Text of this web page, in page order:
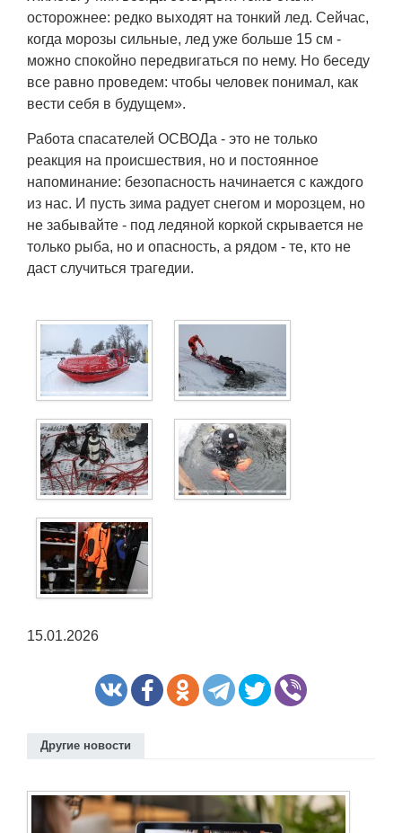
осторожнее: редко выходят на тонкий лед. Сейчас,
когда морозы сильные, лед уже больше 15 см -
можно спокойно передвигаться по нему. Но беседу
все равно проведем: чтобы человек понимал, как
вести себя в будущем».
Работа спасателей ОСВОДа - это не только
реакция на происшествия, но и постоянное
напоминание: безопасность начинается с каждого
из нас. И пусть зима радует снегом и морозцем, но
не забывайте - под ледяной коркой скрывается не
только рыба, но и опасность, а рядом - те, кто не
даст случиться трагедии.
15.01.2026
Другие новости